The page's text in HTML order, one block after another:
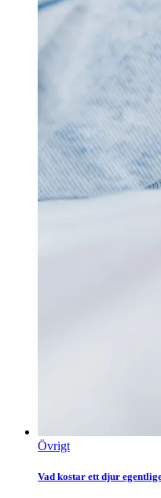
Övrigt
Vad kostar ett djur